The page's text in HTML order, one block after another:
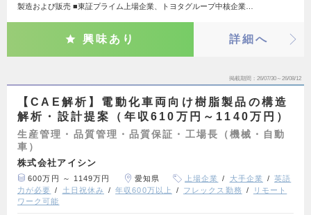
製造および販売 ■東証プライム上場企業、トヨタグループ中核企業…
興味あり 詳細へ
掲載期間 26/07/30～26/08/12
【CAE解析】電動化車両向け樹脂製品の構造
解析・設計提案（年収610万円～1140万円）
生産管理・品質管理・品質保証・工場長（機械・自動
車）
株式会社アイシン
600万円 ～ 1149万円 愛知県 上場企業 大手企業
英語
力が必要
土日祝休み 年収600万以上 フレックス勤務
リモート
ワーク可能